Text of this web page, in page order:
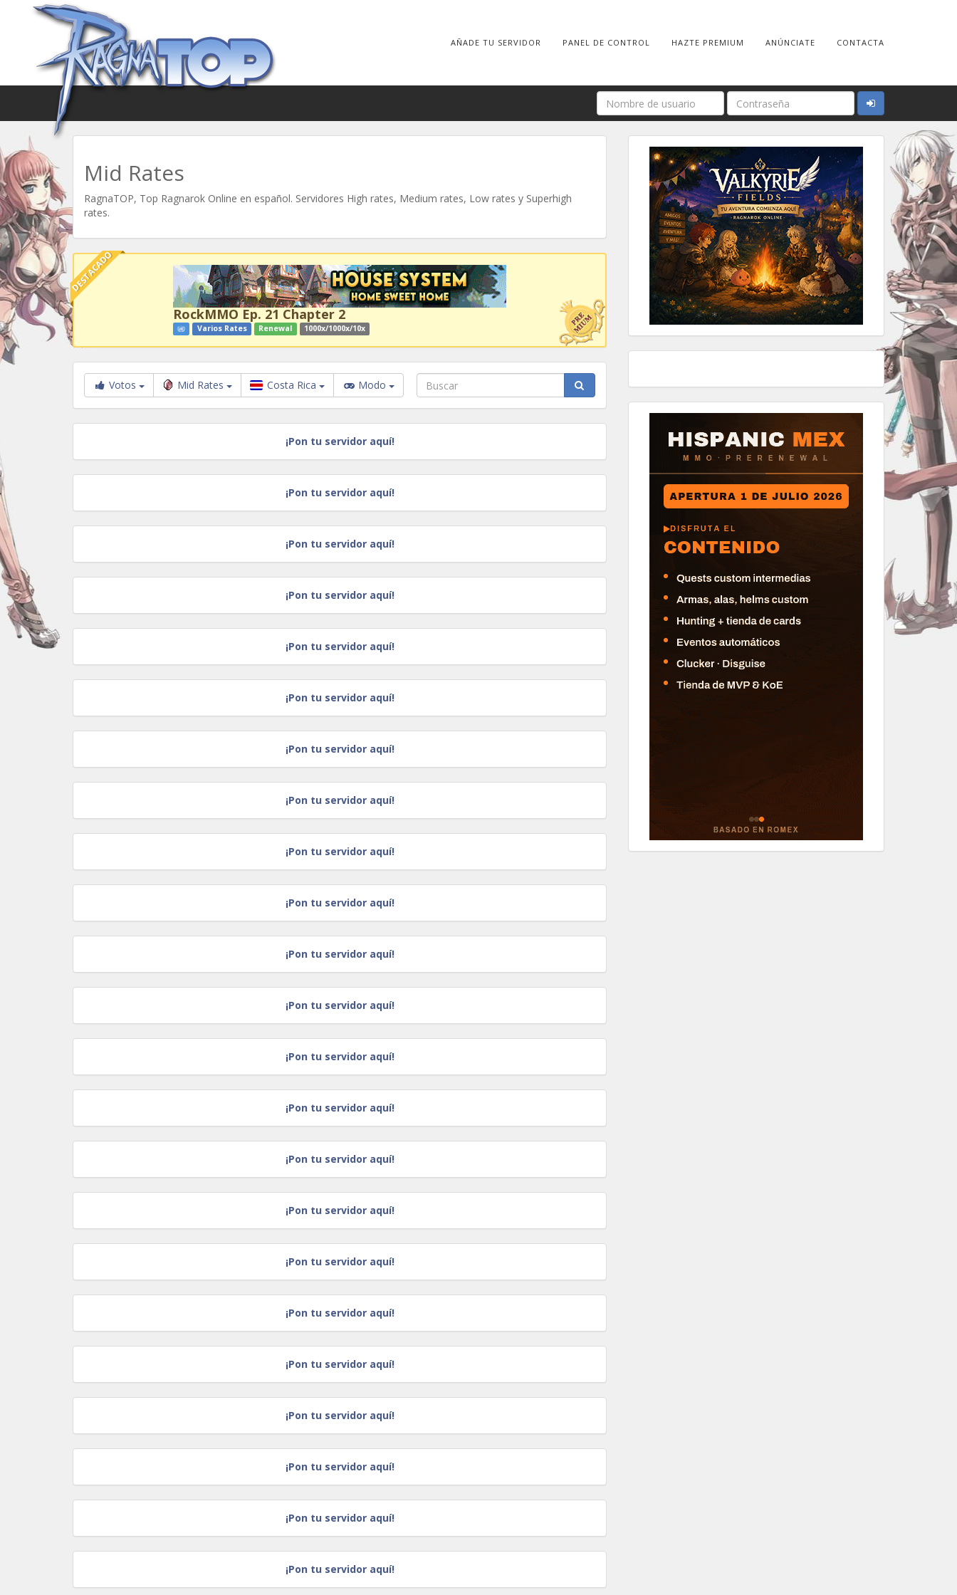
AÑADE TU SERVIDOR PANEL DE CONTROL HAZTE PREMIUM ANÚNCIATE CONTACTA
Mid Rates
RagnaTOP, Top Ragnarok Online en español. Servidores High rates, Medium rates, Low rates y Superhigh
rates.
DESTACADO
RockMMO Ep. 21 Chapter 2
Varios Rates Renewal 1000x/1000x/10x
Votos Mid Rates Costa Rica Modo
¡Pon tu servidor aquí!
¡Pon tu servidor aquí!
¡Pon tu servidor aquí!
¡Pon tu servidor aquí!
¡Pon tu servidor aquí!
¡Pon tu servidor aquí!
¡Pon tu servidor aquí!
¡Pon tu servidor aquí!
¡Pon tu servidor aquí!
¡Pon tu servidor aquí!
¡Pon tu servidor aquí!
¡Pon tu servidor aquí!
¡Pon tu servidor aquí!
¡Pon tu servidor aquí!
¡Pon tu servidor aquí!
¡Pon tu servidor aquí!
¡Pon tu servidor aquí!
¡Pon tu servidor aquí!
¡Pon tu servidor aquí!
¡Pon tu servidor aquí!
¡Pon tu servidor aquí!
¡Pon tu servidor aquí!
¡Pon tu servidor aquí!